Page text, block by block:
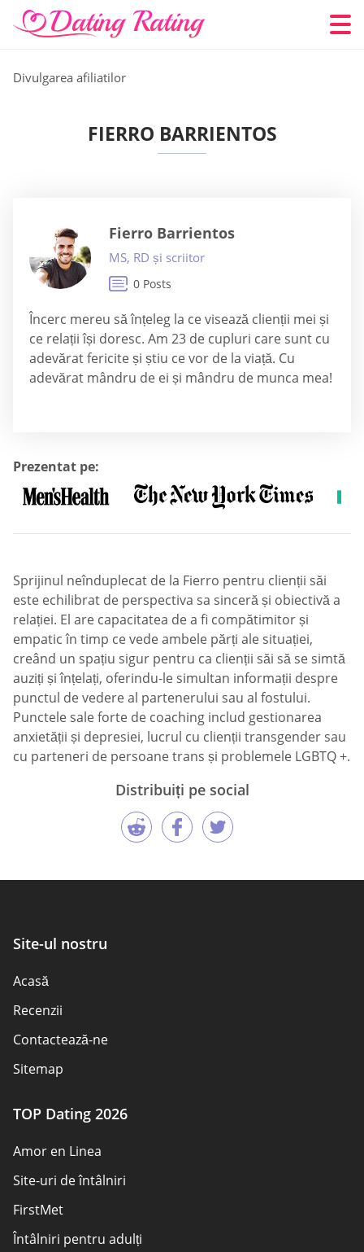
Divulgarea afiliatilor
FIERRO BARRIENTOS
Fierro Barrientos
MS, RD și scriitor
0 Posts
Încerc mereu să înțeleg la ce visează clienții mei și
ce relații își doresc. Am 23 de cupluri care sunt cu
adevărat fericite și știu ce vor de la viață. Cu
adevărat mândru de ei și mândru de munca mea!
Prezentat pe:
Sprijinul neînduplecat de la Fierro pentru clienții săi
este echilibrat de perspectiva sa sinceră și obiectivă a
relației. El are capacitatea de a fi compătimitor și
empatic în timp ce vede ambele părți ale situației,
creând un spațiu sigur pentru ca clienții săi să se simtă
auziți și înțelați, oferindu-le simultan informații despre
punctul de vedere al partenerului sau al fostului.
Punctele sale forte de coaching includ gestionarea
anxietății și depresiei, lucrul cu clienții transgender sau
cu parteneri de persoane trans și problemele LGBTQ +.
Distribuiți pe social
Site-ul nostru
Acasă
Recenzii
Contactează-ne
Sitemap
TOP Dating 2026
Amor en Linea
Site-uri de întâlniri
FirstMet
Întâlniri pentru adulți